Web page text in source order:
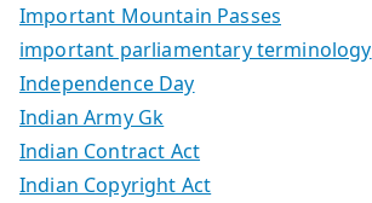
Important Mountain Passes
important parliamentary terminology
Independence Day
Indian Army Gk
Indian Contract Act
Indian Copyright Act